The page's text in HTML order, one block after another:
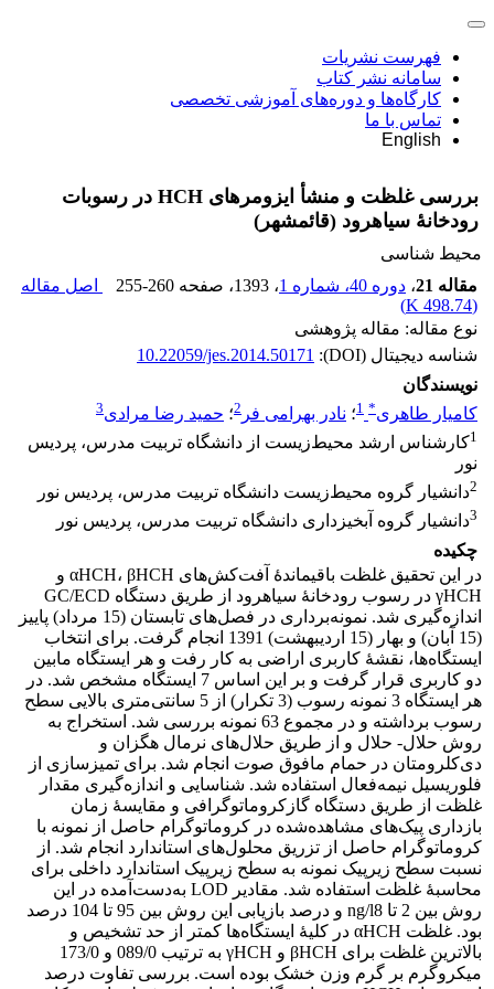
فهرست نشریات
سامانه نشر کتاب
کارگاه‌ها و دوره‌های آموزشی تخصصی
تماس با ما
English
بررسی غلظت و منشأ ایزومرهای HCH در رسوبات
رودخانۀ سیاهرود (قائمشهر)
محیط شناسی
مقاله 21
، دوره 40، شماره 1 ، 1393 ، صفحه 255-260
اصل مقاله
(
498.74 K
)
نوع مقاله: مقاله پژوهشی
شناسه دیجیتال (DOI):
10.22059/jes.2014.50171
نویسندگان
کامیار طاهری*
1؛ نادر بهرامی فر 2؛ حمید رضا مرادی3
1کارشناس ارشد محیط‌زیست از دانشگاه تربیت مدرس، پردیس
نور
2دانشیار گروه محیط‌زیست دانشگاه تربیت مدرس، پردیس نور
3دانشیار گروه آبخیزداری دانشگاه تربیت مدرس، پردیس نور
چکیده
در این تحقیق غلظت باقیماندۀ آفت‌کش‌های αHCH، βHCH و
γHCH در رسوب رودخانۀ سیاهرود از طریق دستگاه GC/ECD
اندازه‌گیری شد. نمونه‌برداری در فصل‌های تابستان (15 مرداد) پاییز
(15 آبان) و بهار (15 اردیبهشت) 1391 انجام گرفت. برای انتخاب
ایستگاه‌ها، نقشۀ کاربری اراضی به کار رفت و هر ایستگاه مابین
دو کاربری قرار گرفت و بر این اساس 7 ایستگاه مشخص شد. در
هر ایستگاه 3 نمونه رسوب (3 تکرار) از 5 سانتی‌متری بالایی سطح
رسوب برداشته و در مجموع 63 نمونه بررسی شد. استخراج به
روش حلال- حلال و از طریق حلال‌های نرمال هگزان و
دی‌کلرومتان در حمام مافوق صوت انجام شد. برای تمیزسازی از
فلوریسیل نیمه‌فعال استفاده شد. شناسایی و اندازه‌گیری مقدار
غلظت از طریق دستگاه گازکروماتوگرافی و مقایسۀ زمان
بازداری پیک‌های مشاهده‌شده در کروماتوگرام حاصل از نمونه با
کروماتوگرام حاصل از تزریق محلول‌های استاندارد انجام شد. از
نسبت سطح زیرپیک نمونه به سطح زیرپیک استاندارد داخلی برای
محاسبۀ غلظت استفاده شد. مقادیر LOD به‌دست‌آمده در این
روش بین 2 تا ng/l8 و درصد بازیابی این روش بین 95 تا 104 درصد
بود. غلظت αHCH در کلیۀ ایستگاه‌ها کمتر از حد تشخیص و
بالاترین غلظت برای βHCH و γHCH به ترتیب 089/0 و 173/0
میکروگرم بر گرم وزن خشک بوده است. بررسی تفاوت درصد